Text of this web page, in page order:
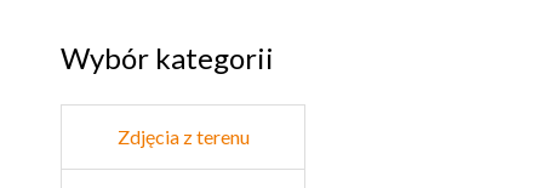
Wybór kategorii
Zdjęcia z terenu